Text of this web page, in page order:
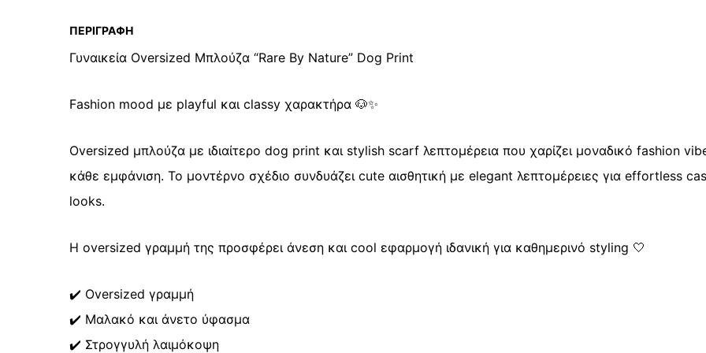
ΠΕΡΙΓΡΑΦΉ
Γυναικεία Oversized Μπλούζα “Rare By Nature” Dog Print
Fashion mood με playful και classy χαρακτήρα 🐶✨
Oversized μπλούζα με ιδιαίτερο dog print και stylish scarf λεπτομέρεια που χαρίζει μοναδικό fashion
κάθε εμφάνιση. Το μοντέρνο σχέδιο συνδυάζει cute αισθητική με elegant λεπτομέρειες για effortless
looks.
Η oversized γραμμή της προσφέρει άνεση και cool εφαρμογή ιδανική για καθημερινό styling 🤍
✔️ Oversized γραμμή
✔️ Μαλακό και άνετο ύφασμα
✔️ Στρογγυλή λαιμόκοψη